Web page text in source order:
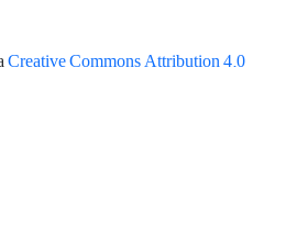
Creative Commons Attribution 4.0